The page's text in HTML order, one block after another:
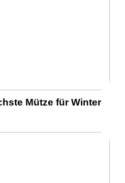
Mütze für Winter